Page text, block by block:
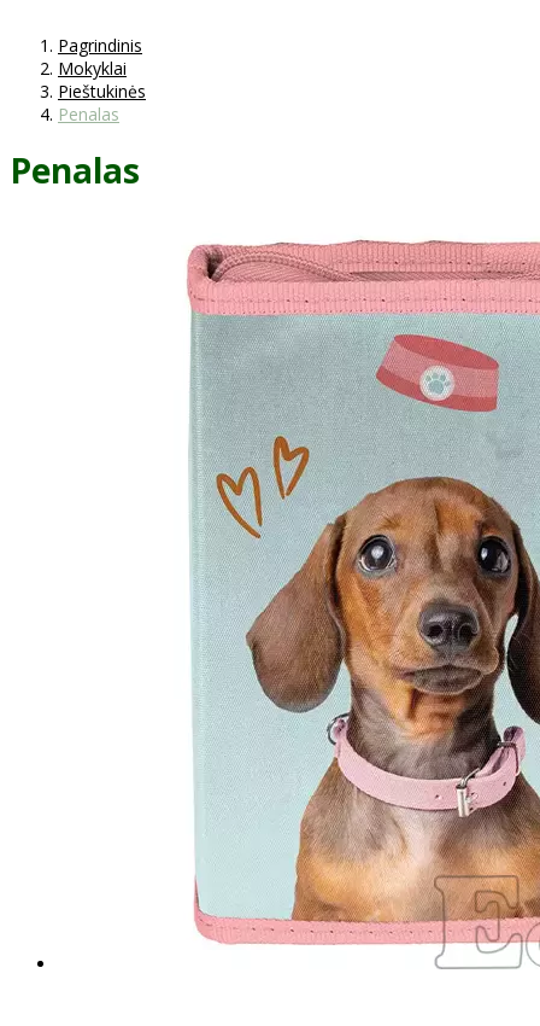
Pagrindinis
Mokyklai
Pieštukinės
Penalas
Penalas